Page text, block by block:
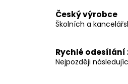
Český výrobce
Školních a
Rychlé odesílání
Nejpozději